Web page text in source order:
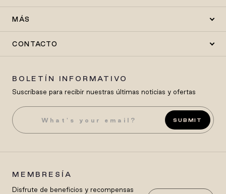
MÁS
CONTACTO
BOLETÍN INFORMATIVO
Suscríbase para recibir nuestras últimas noticias y ofertas
SUBMIT
MEMBRESÍA
Disfrute de beneficios y recompensas